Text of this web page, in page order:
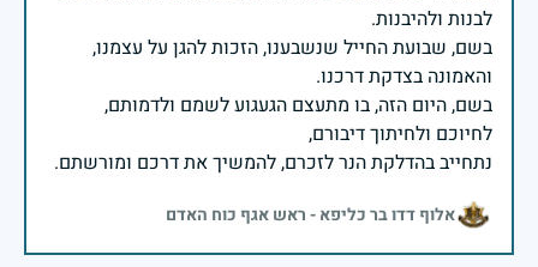
בשם, שבועת החייל שנשבענו, הזכות להגן על עצמנו,
בשם, היום הזה, בו מתעצם הגעגוע לשמם ולדמותם,
נתחייב בהדלקת הנר לזכרם, להמשיך את דרכם ומורשתם.
אלוף דדו בר כליפא - ראש אגף כוח האדם